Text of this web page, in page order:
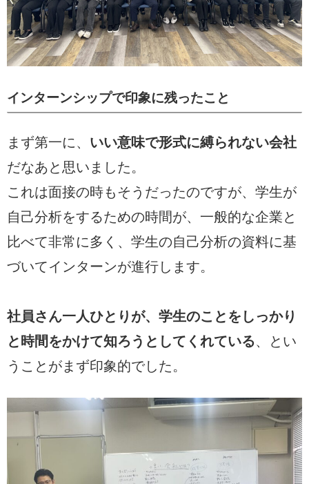
インターンシップで印象に残ったこと
まず第一に、 いい意味で形式に縛られない会社
だなあと思いました。
これは面接の時もそうだったのですが、学生が
自己分析をするための時間が、一般的な企業と
比べて非常に多く、学生の自己分析の資料に基
づいてインターンが進行します。
社員さん一人ひとりが、学生のことをしっかり
と時間をかけて知ろうとしてくれている、とい
うことがまず印象的でした。